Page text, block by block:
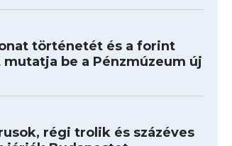
történetét és a forint
be a Pénzmúzeum új
régi trolik és százéves